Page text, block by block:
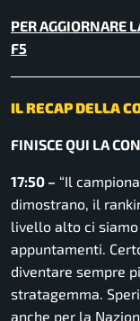
PER AGGIORNARE
F5
IL RECAP DELLA
FINISCE QUI LA
17:50 – “Il
dimostrano, il
livello alto ci
appuntamenti.
diventare sempre
stratagemma.
anche per la